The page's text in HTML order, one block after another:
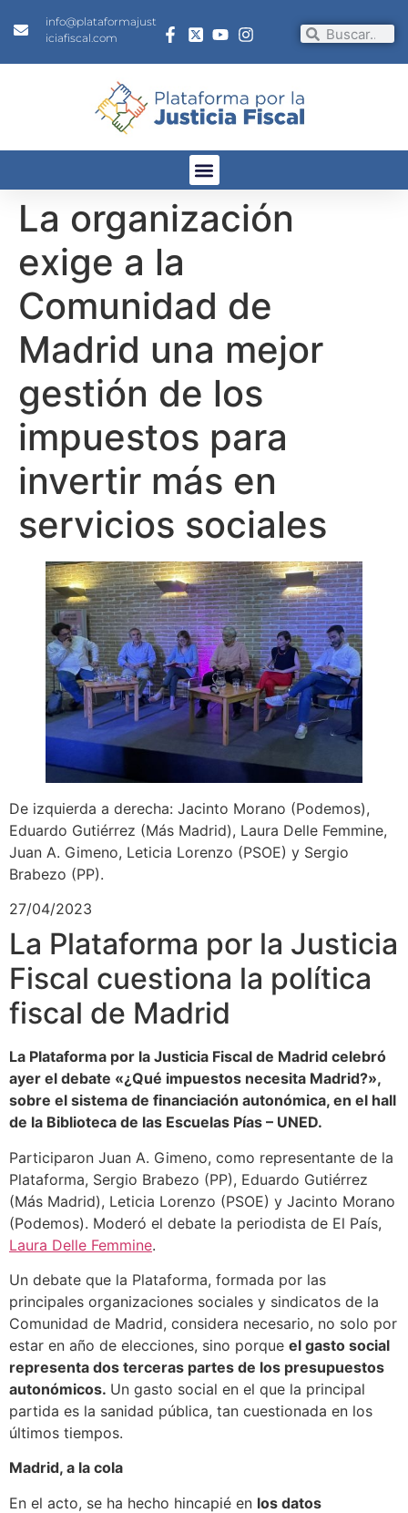
info@plataformajust
iciafiscal.com
La organización
exige a la
Comunidad de
Madrid una mejor
gestión de los
impuestos para
invertir más en
servicios sociales
De izquierda a derecha: Jacinto Morano (Podemos),
Eduardo Gutiérrez (Más Madrid), Laura Delle Femmine,
Juan A. Gimeno, Leticia Lorenzo (PSOE) y Sergio
Brabezo (PP).
27/04/2023
La Plataforma por la Justicia
Fiscal cuestiona la política
fiscal de Madrid
La Plataforma por la Justicia Fiscal de Madrid celebró
ayer el debate «¿Qué impuestos necesita Madrid?»,
sobre el sistema de financiación autonómica, en el hall
de la Biblioteca de las Escuelas Pías – UNED.
Participaron Juan A. Gimeno, como representante de la
Plataforma, Sergio Brabezo (PP), Eduardo Gutiérrez
(Más Madrid), Leticia Lorenzo (PSOE) y Jacinto Morano
(Podemos). Moderó el debate la periodista de El País,
Laura Delle Femmine.
Un debate que la Plataforma, formada por las
principales organizaciones sociales y sindicatos de la
Comunidad de Madrid, considera necesario, no solo por
estar en año de elecciones, sino porque el gasto social
representa dos terceras partes de los presupuestos
autonómicos. Un gasto social en el que la principal
partida es la sanidad pública, tan cuestionada en los
últimos tiempos.
Madrid, a la cola
En el acto, se ha hecho hincapié en los datos